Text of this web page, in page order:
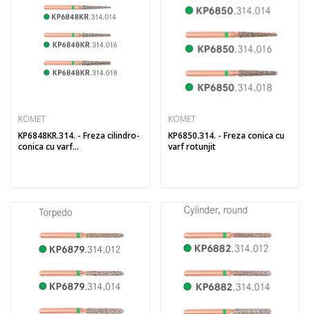
KOMET
KP6848KR.314. - Freza cilindro-
conica cu varf...
KOMET
KP6850.314. - Freza conica cu
varf rotunjit